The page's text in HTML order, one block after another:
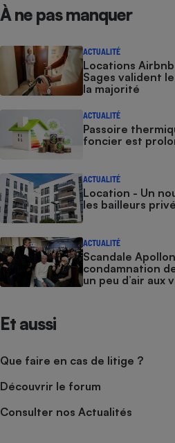
À ne pas manquer
ACTUALITÉ
Locations
Sages valident
la majorité
ACTUALITÉ
Passoire
foncier est
ACTUALITÉ
Location - Un
les bailleurs
ACTUALITÉ
Scandale
condamnation
un peu d’air aux
Et aussi
Que faire en cas de litige ?
Découvrir le forum
Consulter nos Actualités